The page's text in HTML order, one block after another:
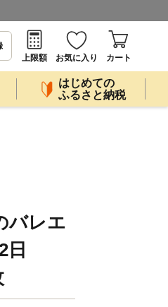
上限額
お気に入り カート
はじめての
ふるさと納税
バレエ